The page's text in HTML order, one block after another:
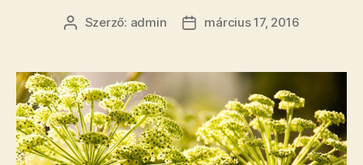
Bejegyzés
Szerző: admin
Bejegyzés
március 17, 2016